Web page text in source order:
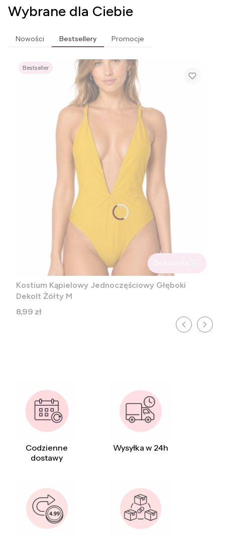
Wybrane dla Ciebie
Nowości Bestsellery Promocje
Bestseller
Kostium Kąpielowy Jednoczęściowy Głęboki
Dekolt Żółty M
Cena
8,99 zł
Codzienne
dostawy
Wysyłka w 24h